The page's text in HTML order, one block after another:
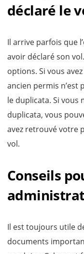
déclaré le
Il arrive parfois que
avoir déclaré son
options. Si vous
ancien permis n’est
le duplicata. Si vous
duplicata, vous
avez retrouvé votre
vol.
Conseils
Il est toujours utile
documents